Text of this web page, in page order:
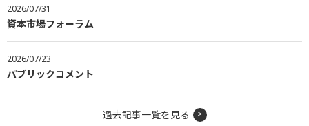
2026/07/31
資本市場フォーラム
2026/07/23
パブリックコメント
過去記事一覧を見る